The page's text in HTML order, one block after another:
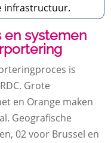
infrastructuur.
en systemen
is
Grote
en Orange maken
Geografische
02 voor Brussel en